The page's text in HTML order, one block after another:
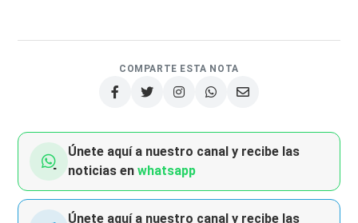
COMPARTE ESTA NOTA
Únete aquí a nuestro canal y recibe las
noticias enwhatsapp
Únete aquí a nuestro canal y recibe las